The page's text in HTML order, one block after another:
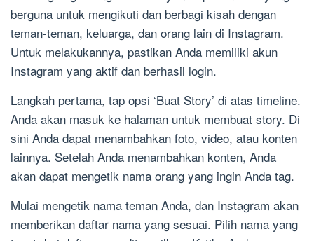
berguna untuk mengikuti dan berbagi kisah dengan
teman-teman, keluarga, dan orang lain di Instagram.
Untuk melakukannya, pastikan Anda memiliki akun
Instagram yang aktif dan berhasil login.
Langkah pertama, tap opsi ‘Buat Story’ di atas timeline.
Anda akan masuk ke halaman untuk membuat story. Di
sini Anda dapat menambahkan foto, video, atau konten
lainnya. Setelah Anda menambahkan konten, Anda
akan dapat mengetik nama orang yang ingin Anda tag.
Mulai mengetik nama teman Anda, dan Instagram akan
memberikan daftar nama yang sesuai. Pilih nama yang